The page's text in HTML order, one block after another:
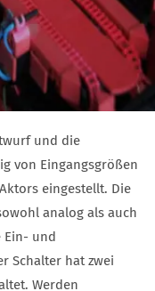
und die
von Eingangsgrößen
eingestellt. Die
analog als auch
Ein- und
Schalter hat zwei
Werden